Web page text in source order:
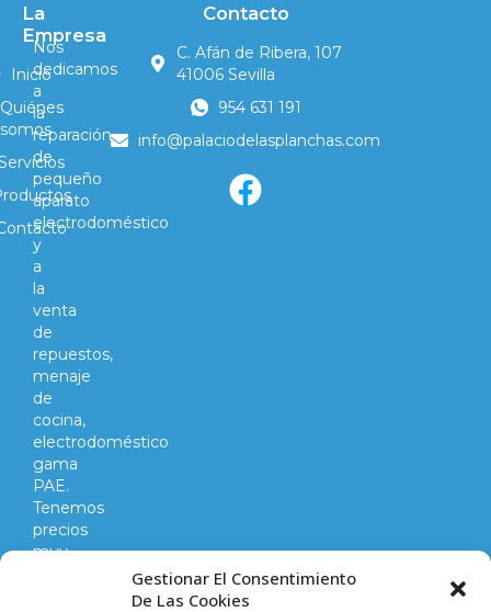
Gestionar El Consentimiento
De Las Cookies
Nos
dedicamos
a
la
reparación
de
pequeño
aparato
electrodoméstico
y
a
la
venta
de
repuestos,
menaje
de
cocina,
electrodoméstico
gama
PAE.
Tenemos
precios
muy
competitivos
La
Empresa
Inicio
Quiénes
somos
Contacto
C. Afán de Ribera, 107
41006 Sevilla
954 631 191
info@palaciodelasplanchas.com